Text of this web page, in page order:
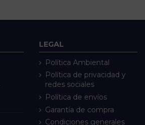
LEGAL
Política Ambiental
Política de privacidad y
redes sociales
Política de envíos
Garantía de compra
Condiciones generales